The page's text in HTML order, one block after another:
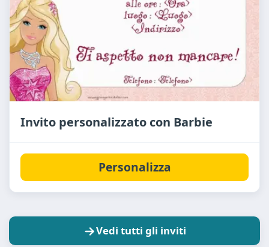
Invito personalizzato con Barbie
Personalizza
Vedi tutti gli inviti